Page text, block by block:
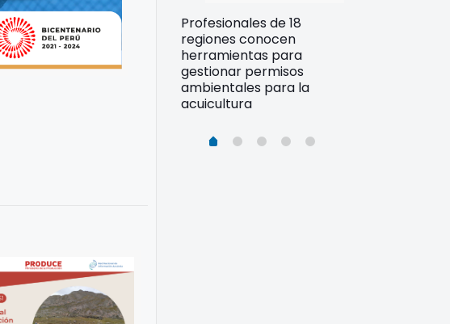
Más de 30 expertos
generan acuerdos para
lograr acuicultura
sostenible y resiliente en
Profesionales de 18
regiones conocen
herramientas para
gestionar permisos
ambientales para la
acuicultura